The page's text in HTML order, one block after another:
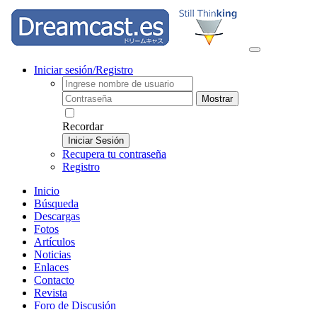
Iniciar sesión/Registro
Mostrar
Recordar
Iniciar Sesión
Recupera tu contraseña
Registro
Inicio
Búsqueda
Descargas
Fotos
Artículos
Noticias
Enlaces
Contacto
Revista
Foro de Discusión